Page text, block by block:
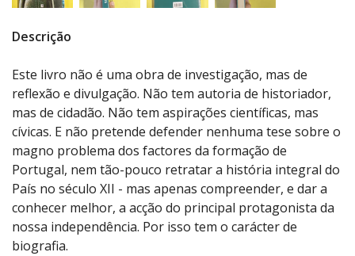
Descrição
Este livro não é uma obra de investigação, mas de
reflexão e divulgação. Não tem autoria de historiador,
mas de cidadão. Não tem aspirações científicas, mas
cívicas. E não pretende defender nenhuma tese sobre o
magno problema dos factores da formação de
Portugal, nem tão-pouco retratar a história integral do
País no século XII - mas apenas compreender, e dar a
conhecer melhor, a acção do principal protagonista da
nossa independência. Por isso tem o carácter de
biografia.